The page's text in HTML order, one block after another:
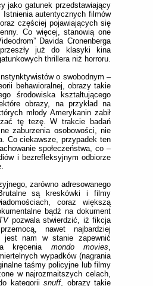
jako gatunek przedstawiający
Istnienia autentycznych filmów
częściej pojawiających się
Co więcej, stanowią one
Davida Cronenberga
już do klasyki kina
thrillera niż horroru.
o swobodnym –
behawioralnej, obrazy takie
środowiska kształtującego
obrazy, na przykład na
młody Amerykanin zabił
tę tezę. W trakcie badań
zaburzenia osobowości, nie
Co ciekawsze, przypadek ten
społeczeństwa, co –
i bezrefleksyjnym odbiorze
zarówno adresowanego
są kreskówki i filmy
coraz większą
bądź na dokument
pozwala stwierdzić, iż fikcja
nawet najbardziej
jest nam w stanie zapewnić
kręcenia mondo movies,
wypadków (nagrania
taśmy policyjne lub filmy
w najrozmaitszych celach,
kategoriisnuff, obrazy takie